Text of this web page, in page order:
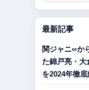
最新記事
関ジャニ∞か
た錦戸亮・
を2024年徹